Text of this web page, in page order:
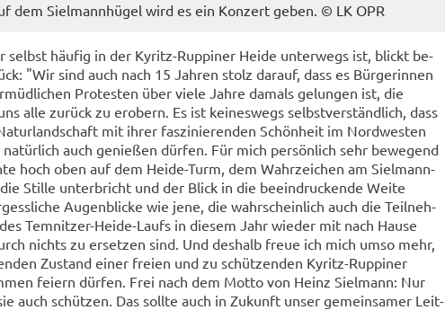
dem Siel­mann­hü­gel wird es ein Kon­zert geben. © LK OPR
selbst häu­fig in der Kyritz-​Ruppiner Heide un­ter­wegs ist, blickt be­
"Wir sind auch nach 15 Jah­ren stolz dar­auf, dass es Bür­ge­rin­nen
Pro­tes­ten über viele Jahre da­mals ge­lun­gen ist, die
alle zu­rück zu er­obern. Es ist kei­nes­wegs selbst­ver­ständ­lich, dass
mit ihrer fas­zi­nie­ren­den Schön­heit im Nord­wes­ten
auch ge­nie­ßen dür­fen. Für mich per­sön­lich sehr be­we­gend
hoch oben auf dem Heide-​Turm, dem Wahr­zei­chen am Sielmann-​
Stil­le un­ter­bricht und der Blick in die be­ein­dru­cken­de Weite
Au­gen­bli­cke wie jene, die wahr­schein­lich auch die Teil­neh­
Temnitzer-​Heide-Laufs in die­sem Jahr wie­der mit nach Hause
nichts zu er­set­zen sind. Und des­halb freue ich mich umso mehr,
Zu­stand einer frei­en und zu schüt­zen­den Kyritz-​Ruppiner
fei­ern dür­fen. Frei nach dem Motto von Heinz Siel­mann: Nur
auch schüt­zen. Das soll­te auch in Zu­kunft unser ge­mein­sa­mer Leit­